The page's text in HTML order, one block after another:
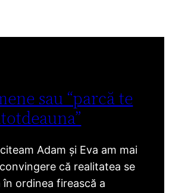
sau “parcă te
Adam și Eva am mai
că realitatea se
ordinea firească a